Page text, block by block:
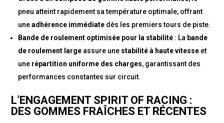
pneu atteint rapidement sa température optimale, offrant
uneadhérence immédiate dès les premiers tours de piste.
Bande de roulement optimisée pour la stabilité : La bande
de roulement large assure une stabilité à haute vitesse et
une répartition uniforme des charges, garantissant des
performances constantes sur circuit.
L’ENGAGEMENT SPIRIT OF RACING :
DES GOMMES FRAÎCHES ET RÉCENTES